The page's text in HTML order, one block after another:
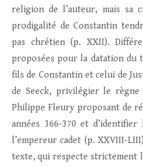
religion de l’auteur, mais sa
prodigalité de Constantin
pas chrétien (p. XXII).
proposées pour la datation du
fils de Constantin et celui de
de Seeck, privilégier le
Philippe Fleury proposant de
années 366-370 et
l’empereur cadet (p. XXVIII-
texte, qui respecte strictement